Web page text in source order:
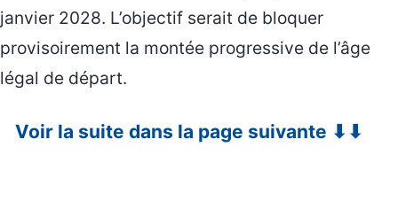
janvier 2028. L’objectif serait de bloquer
provisoirement la montée progressive de l’âge
légal de départ.
Voir la suite dans la page suivante ⬇⬇